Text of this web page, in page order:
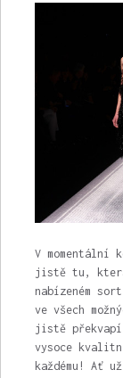
V momentální
jistě tu,
nabízeném
ve všech
jistě překvapí
vysoce
každému! Ať